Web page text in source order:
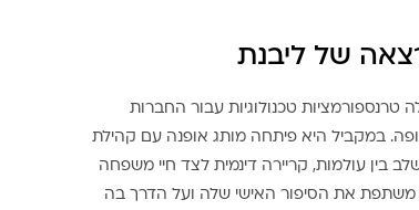
של ליבנת
טרנספורמציות טכנולוגיות עבור החברות
במקביל היא פיתחה מותג אופנה עם קהילת
בין עולמות, קריירה דינמית לצד חיי משפחה
משתפת את הסיפור האישי שלה ועל הדרך בה